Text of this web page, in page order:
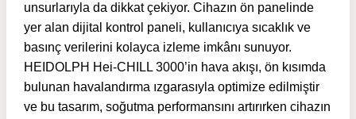
unsurlarıyla da dikkat çekiyor. Cihazın ön panelinde
yer alan dijital kontrol paneli, kullanıcıya sıcaklık ve
basınç verilerini kolayca izleme imkânı sunuyor.
HEIDOLPH Hei-CHILL 3000’in hava akışı, ön kısımda
bulunan havalandırma ızgarasıyla optimize edilmiştir
ve bu tasarım, soğutma performansını artırırken cihazın